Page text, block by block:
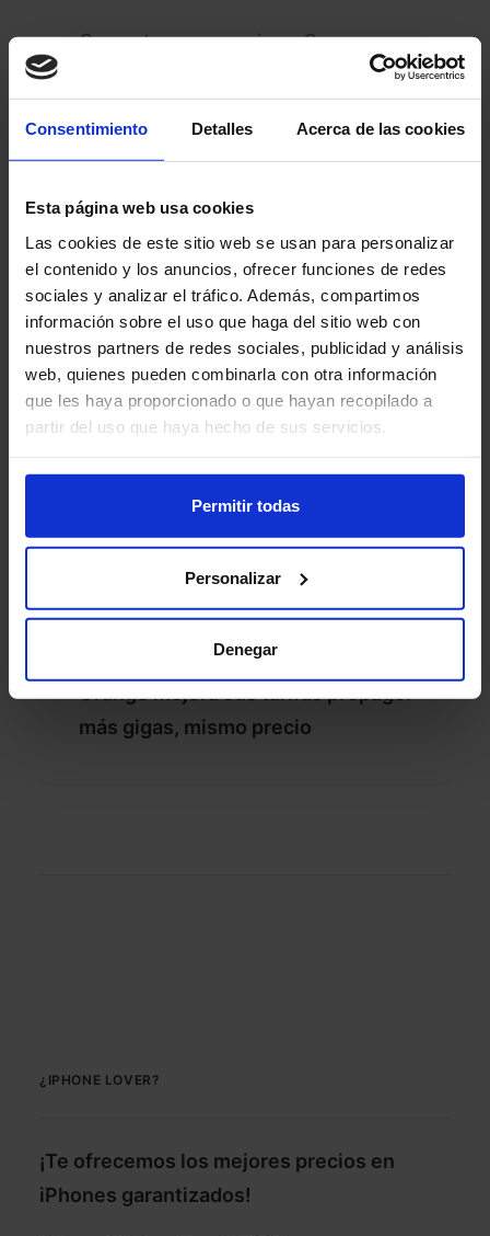
Consentimiento Detalles Acerca de las cookies
Esta página web usa cookies
Las cookies de este sitio web se usan para personalizar
el contenido y los anuncios, ofrecer funciones de redes
sociales y analizar el tráfico. Además, compartimos
información sobre el uso que haga del sitio web con
nuestros partners de redes sociales, publicidad y análisis
web, quienes pueden combinarla con otra información
que les haya proporcionado o que hayan recopilado a
partir del uso que haya hecho de sus servicios.
Permitir todas
Personalizar
Denegar
Con esta nueva mejora, Orange
sigue reforzando su oferta en el
sus clientes tengan una experiencia
móvil más completa y sin sorpresas
en la factura.
Orange mejora sus tarifas prepago:
más gigas, mismo precio
¿IPHONE LOVER?
¡Te ofrecemos los mejores precios en
iPhones garantizados!